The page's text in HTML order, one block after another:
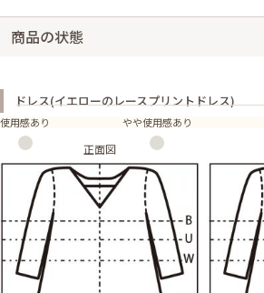
商品の状態
ドレス(イエローのレースプリントドレス)
使用感あり やや使用感あり
正面図